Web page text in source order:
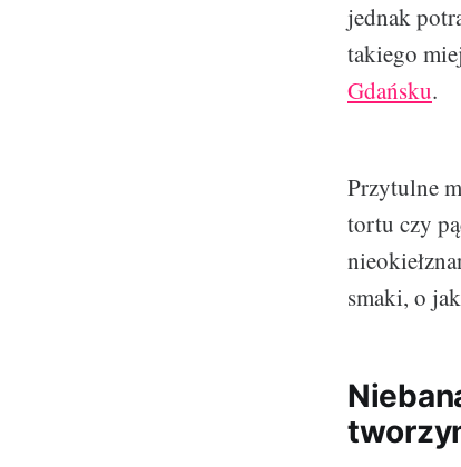
jednak
takiego
Gdańsku.
Przytulne
tortu czy
smaki, o